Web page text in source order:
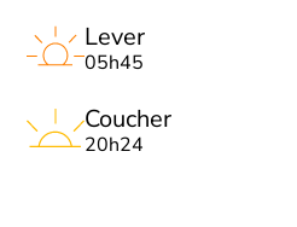
Lever
05h45
Coucher
20h24